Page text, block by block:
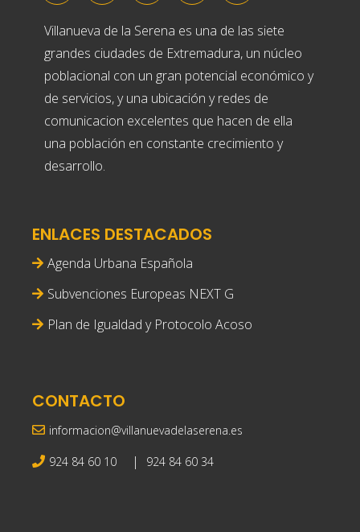
Villanueva de la Serena es una de las siete
grandes ciudades de Extremadura, un núcleo
poblacional con un gran potencial económico y
de servicios, y una ubicación y redes de
comunicacion excelentes que hacen de ella
una población en constante crecimiento y
desarrollo.
ENLACES DESTACADOS
Agenda Urbana Española
Subvenciones Europeas NEXT G
Plan de Igualdad y Protocolo Acoso
CONTACTO
informacion@villanuevadelaserena.es
924 84 60 10 | 924 84 60 34